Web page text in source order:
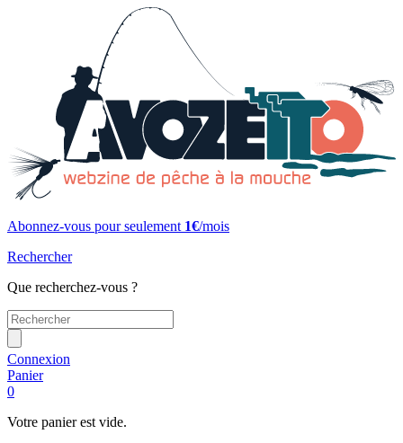
Abonnez-vous pour seulement 1€/mois
Rechercher
Que recherchez-vous ?
Connexion
Panier
0
Votre panier est vide.